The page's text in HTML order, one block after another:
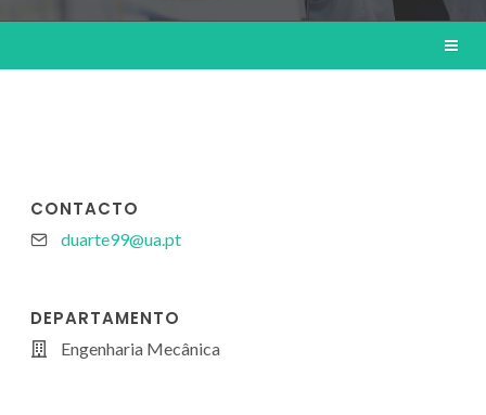
CONTACTO
duarte99@ua.pt
DEPARTAMENTO
Engenharia Mecânica